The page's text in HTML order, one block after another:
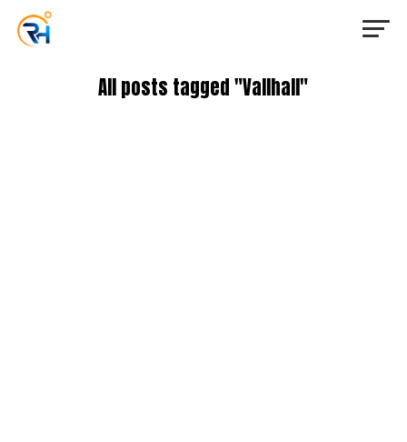
All posts tagged "Vallhall"